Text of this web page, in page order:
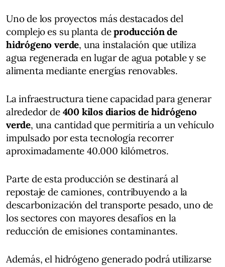
Uno de los proyectos más destacados del
complejo es su planta deproducción de
hidrógeno verde, una instalación que utiliza
agua regenerada en lugar de agua potable y se
alimenta mediante energías renovables.
La infraestructura tiene capacidad para generar
alrededor de 400 kilos diarios de hidrógeno
verde, una cantidad que permitiría a un vehículo
impulsado por esta tecnología recorrer
aproximadamente 40.000 kilómetros.
Parte de esta producción se destinará al
repostaje de camiones, contribuyendo a la
descarbonización del transporte pesado, uno de
los sectores con mayores desafíos en la
reducción de emisiones contaminantes.
Además, el hidrógeno generado podrá utilizarse